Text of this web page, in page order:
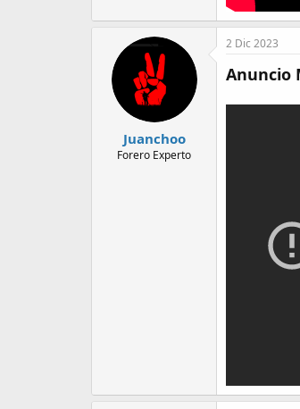
Juanchoo
Forero Experto
2 Dic 2023
Anuncio